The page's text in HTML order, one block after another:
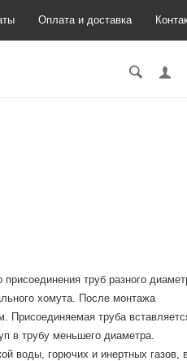
Оплата и доставка
труб разного
хомута. После монтажа
Присоединяемая труба
в трубу меньшего диаметра.
воды, горючих и инертных газов,